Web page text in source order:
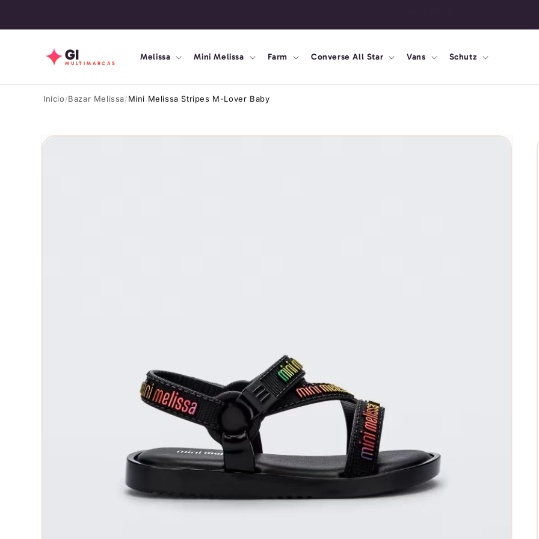
GI
MULTIMARCAS
Melissa Mini Melissa Farm Converse All Star Vans Schutz
Início Bazar Melissa Mini Melissa Stripes M-Lover Baby